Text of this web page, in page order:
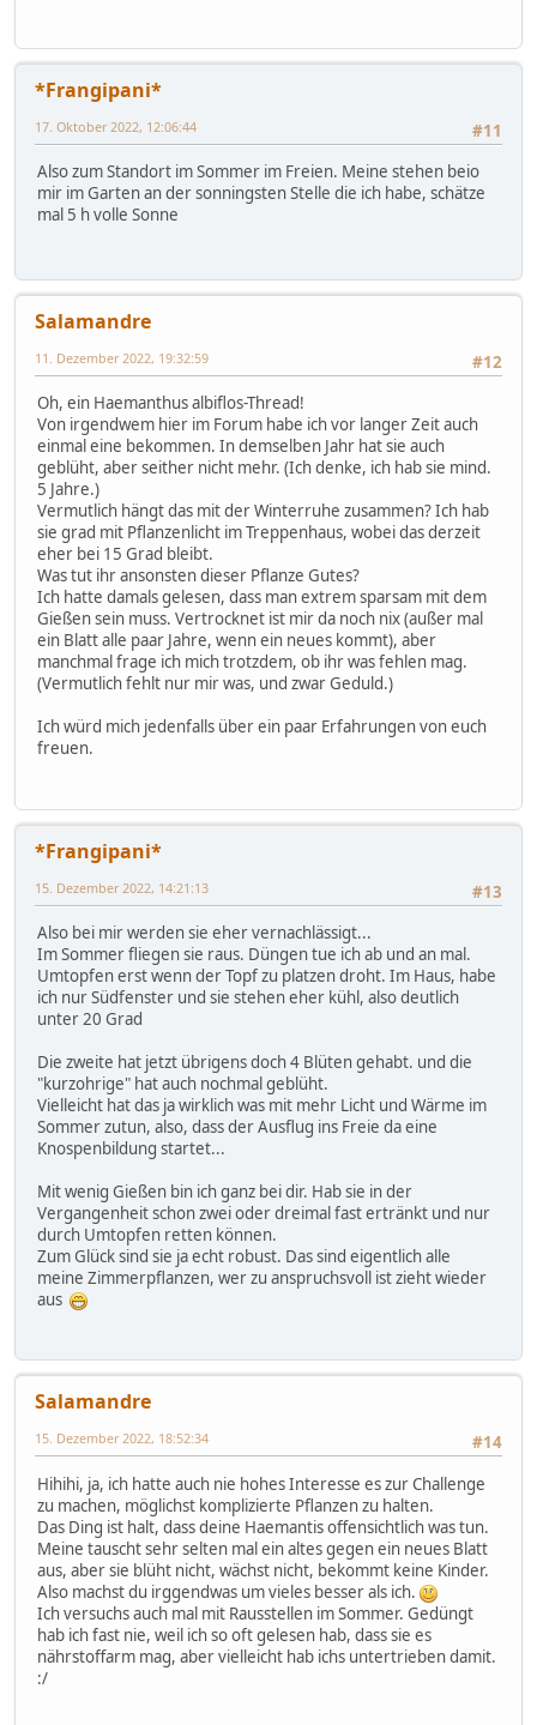
*Frangipani*
#11
17. Oktober 2022, 12:06:44
Also zum Standort im Sommer im Freien. Meine stehen beio
mir im Garten an der sonningsten Stelle die ich habe, schätze
mal 5 h volle Sonne
Salamandre
#12
11. Dezember 2022, 19:32:59
Oh, ein Haemanthus albiflos-Thread!
Von irgendwem hier im Forum habe ich vor langer Zeit auch
einmal eine bekommen. In demselben Jahr hat sie auch
geblüht, aber seither nicht mehr. (Ich denke, ich hab sie mind.
5 Jahre.)
Vermutlich hängt das mit der Winterruhe zusammen? Ich hab
sie grad mit Pflanzenlicht im Treppenhaus, wobei das derzeit
eher bei 15 Grad bleibt.
Was tut ihr ansonsten dieser Pflanze Gutes?
Ich hatte damals gelesen, dass man extrem sparsam mit dem
Gießen sein muss. Vertrocknet ist mir da noch nix (außer mal
ein Blatt alle paar Jahre, wenn ein neues kommt), aber
manchmal frage ich mich trotzdem, ob ihr was fehlen mag.
(Vermutlich fehlt nur mir was, und zwar Geduld.)
Ich würd mich jedenfalls über ein paar Erfahrungen von euch
freuen.
*Frangipani*
#13
15. Dezember 2022, 14:21:13
Also bei mir werden sie eher vernachlässigt...
Im Sommer fliegen sie raus. Düngen tue ich ab und an mal.
Umtopfen erst wenn der Topf zu platzen droht. Im Haus, habe
ich nur Südfenster und sie stehen eher kühl, also deutlich
unter 20 Grad
Die zweite hat jetzt übrigens doch 4 Blüten gehabt. und die
"kurzohrige" hat auch nochmal geblüht.
Vielleicht hat das ja wirklich was mit mehr Licht und Wärme im
Sommer zutun, also, dass der Ausflug ins Freie da eine
Knospenbildung startet...
Mit wenig Gießen bin ich ganz bei dir. Hab sie in der
Vergangenheit schon zwei oder dreimal fast ertränkt und nur
durch Umtopfen retten können.
Zum Glück sind sie ja echt robust. Das sind eigentlich alle
meine Zimmerpflanzen, wer zu anspruchsvoll ist zieht wieder
aus
Salamandre
#14
15. Dezember 2022, 18:52:34
Hihihi, ja, ich hatte auch nie hohes Interesse es zur Challenge
zu machen, möglichst komplizierte Pflanzen zu halten.
Das Ding ist halt, dass deine Haemantis offensichtlich was tun.
Meine tauscht sehr selten mal ein altes gegen ein neues Blatt
aus, aber sie blüht nicht, wächst nicht, bekommt keine Kinder.
Also machst du irggendwas um vieles besser als ich.
Ich versuchs auch mal mit Rausstellen im Sommer. Gedüngt
hab ich fast nie, weil ich so oft gelesen hab, dass sie es
nährstoffarm mag, aber vielleicht hab ichs untertrieben damit.
:/